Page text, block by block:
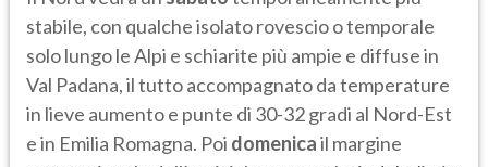
stabile, con qualche isolato rovescio o temporale
solo lungo le Alpi e schiarite più ampie e diffuse in
Val Padana, il tutto accompagnato da temperature
in lieve aumento e punte di 30-32 gradi al Nord-Est
e in Emilia Romagna. Poi domenicail margine